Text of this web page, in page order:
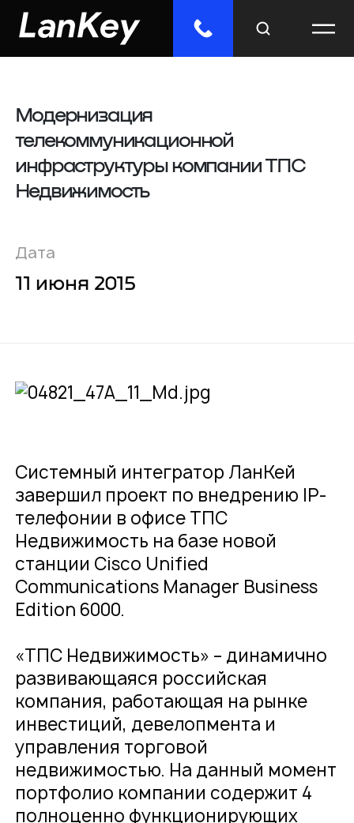
Меню
Главная
Облачные сервисы
Новости
Модернизация
телекоммуникационной
инфраструктуры компании ТПС
Недвижимость
Дата
11 июня 2015
Системный интегратор ЛанКей
завершил проект по внедрению IP-
телефонии в офисе ТПС
Недвижимость на базе новой
станции Cisco Unified
Communications Manager Business
Edition 6000.
«ТПС Недвижимость» – динамично
развивающаяся российская
компания, работающая на рынке
инвестиций, девелопмента и
управления торговой
недвижимостью. На данный момент
портфолио компании содержит 4
полноценно функционирующих